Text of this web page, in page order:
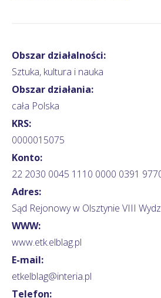
Obszar działalności:
Sztuka, kultura i nauka
Obszar działania:
cała Polska
KRS:
0000015075
Konto:
22 2030 0045 1110 0000 0391
Adres:
Sąd Rejonowy w Olsztynie VIII
WWW:
www.etk.elblag.pl
E-mail:
etkelblag@interia.pl
Telefon: